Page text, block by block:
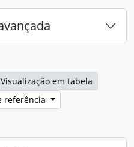
Visualização em tabela
referência